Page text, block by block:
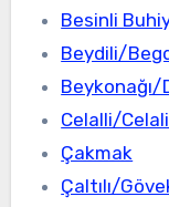
Besinli
Beydili/
Beykonağı/
Celalli/
Çakmak
Çaltılı/